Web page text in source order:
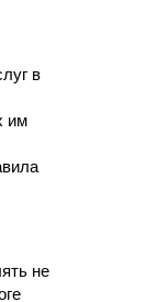
в
им
не